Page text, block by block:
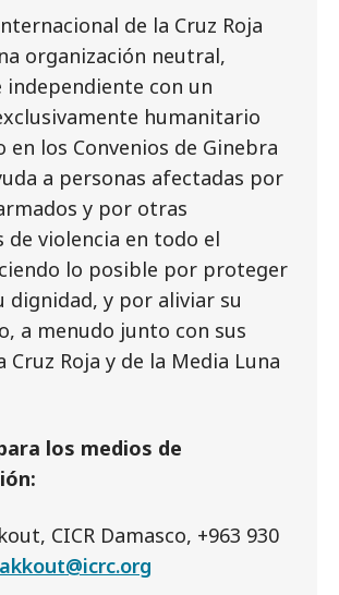
de la Cruz Roja
organización neutral,
independiente con un
humanitario
en los Convenios de Ginebra
a personas afectadas por
y por otras
de violencia en todo el
lo posible por proteger
dignidad, y por aliviar su
a menudo junto con sus
Cruz Roja y de la Media Luna
los medios de
CICR Damasco, +963 930